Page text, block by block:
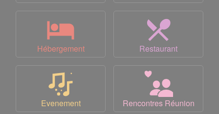
Hébergement Restaurant
Evenement Rencontres Réunion